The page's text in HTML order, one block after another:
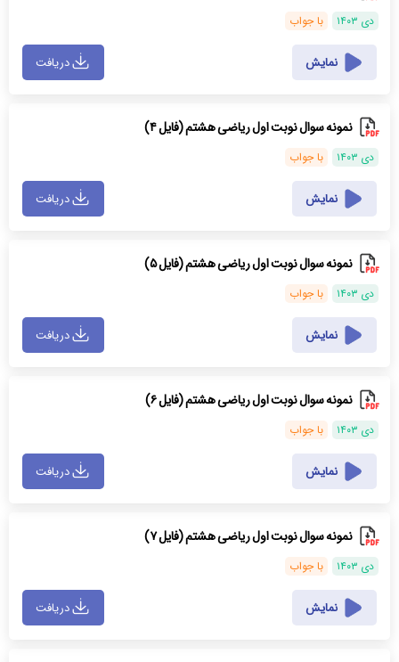
دی ۱۴۰۳ با جواب
نمایش دریافت
نمونه سوال نوبت اول ریاضی هشتم (فایل ۴)
دی ۱۴۰۳ با جواب
نمایش دریافت
نمونه سوال نوبت اول ریاضی هشتم (فایل ۵)
دی ۱۴۰۳ با جواب
نمایش دریافت
نمونه سوال نوبت اول ریاضی هشتم (فایل ۶)
دی ۱۴۰۳ با جواب
نمایش دریافت
نمونه سوال نوبت اول ریاضی هشتم (فایل ۷)
دی ۱۴۰۳ با جواب
نمایش دریافت